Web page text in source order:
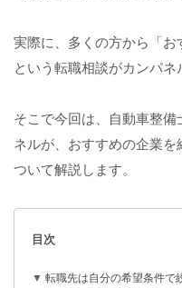
実際に、多くの方から「お
という転職相談がカンパネ
そこで今回は、自動車整
ネルが、おすすめの企業
ついて解説します。
目次
転職先は自分の希望条件で